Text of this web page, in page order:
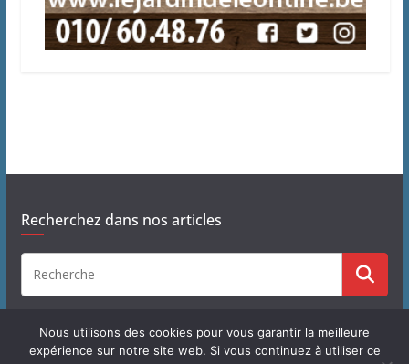
Recherchez dans nos articles
Nous utilisons des cookies pour vous garantir la meilleure
expérience sur notre site web. Si vous continuez à utiliser ce